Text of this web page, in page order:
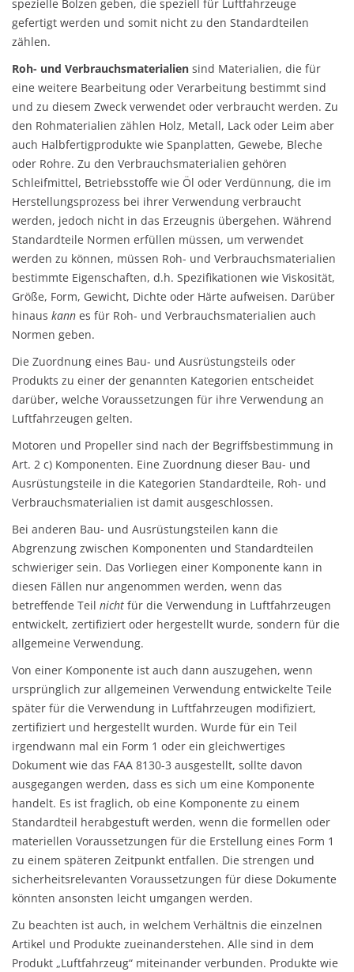
spezielle Bolzen geben, die speziell für Luftfahrzeuge
gefertigt werden und somit nicht zu den Standardteilen
zählen.
Roh- und Verbrauchsmaterialien sind Materialien, die für
eine weitere Bearbeitung oder Verarbeitung bestimmt sind
und zu diesem Zweck verwendet oder verbraucht werden. Zu
den Rohmaterialien zählen Holz, Metall, Lack oder Leim aber
auch Halbfertigprodukte wie Spanplatten, Gewebe, Bleche
oder Rohre. Zu den Verbrauchsmaterialien gehören
Schleifmittel, Betriebsstoffe wie Öl oder Verdünnung, die im
Herstellungsprozess bei ihrer Verwendung verbraucht
werden, jedoch nicht in das Erzeugnis übergehen. Während
Standardteile Normen erfüllen müssen, um verwendet
werden zu können, müssen Roh- und Verbrauchsmaterialien
bestimmte Eigenschaften, d.h. Spezifikationen wie Viskosität,
Größe, Form, Gewicht, Dichte oder Härte aufweisen. Darüber
hinaus kann es für Roh- und Verbrauchsmaterialien auch
Normen geben.
Die Zuordnung eines Bau- und Ausrüstungsteils oder
Produkts zu einer der genannten Kategorien entscheidet
darüber, welche Voraussetzungen für ihre Verwendung an
Luftfahrzeugen gelten.
Motoren und Propeller sind nach der Begriffsbestimmung in
Art. 2 c) Komponenten. Eine Zuordnung dieser Bau- und
Ausrüstungsteile in die Kategorien Standardteile, Roh- und
Verbrauchsmaterialien ist damit ausgeschlossen.
Bei anderen Bau- und Ausrüstungsteilen kann die
Abgrenzung zwischen Komponenten und Standardteilen
schwieriger sein. Das Vorliegen einer Komponente kann in
diesen Fällen nur angenommen werden, wenn das
betreffende Teil nicht für die Verwendung in Luftfahrzeugen
entwickelt, zertifiziert oder hergestellt wurde, sondern für die
allgemeine Verwendung.
Von einer Komponente ist auch dann auszugehen, wenn
ursprünglich zur allgemeinen Verwendung entwickelte Teile
später für die Verwendung in Luftfahrzeugen modifiziert,
zertifiziert und hergestellt wurden. Wurde für ein Teil
irgendwann mal ein Form 1 oder ein gleichwertiges
Dokument wie das FAA 8130-3 ausgestellt, sollte davon
ausgegangen werden, dass es sich um eine Komponente
handelt. Es ist fraglich, ob eine Komponente zu einem
Standardteil herabgestuft werden, wenn die formellen oder
materiellen Voraussetzungen für die Erstellung eines Form 1
zu einem späteren Zeitpunkt entfallen. Die strengen und
sicherheitsrelevanten Voraussetzungen für diese Dokumente
könnten ansonsten leicht umgangen werden.
Zu beachten ist auch, in welchem Verhältnis die einzelnen
Artikel und Produkte zueinanderstehen. Alle sind in dem
Produkt „Luftfahrzeug“ miteinander verbunden. Produkte wie